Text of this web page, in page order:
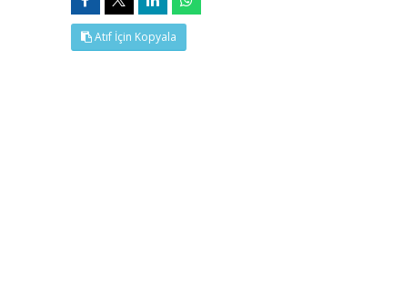
Atıf İçin Kopyala